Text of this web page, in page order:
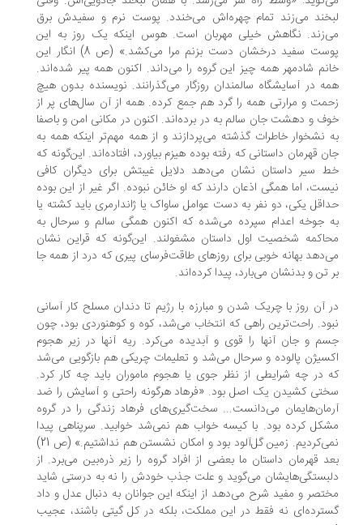
می‌زند تمام چهره‌اش می‌خندد. پوست نرم و سفیدش برق
نگاهش خیلی مهربان است. هوس اینکه یک روز به این
پوست سفید درخشان دست بزنم مرا می‌کشد.» (ص 8) انگار این
شادمهر همه‌ چیز این گروه را می‌داند. اکنون همه پیر شده‌اند.
در آسایشگاه سالمندان روزگار می‌گذرانند. نویسنده بدون هیچ
و مرارتی همه را گرد هم جمع کرده. همه از آن سال‌های پر از
و دهشت جان سالم به در برده‌اند. اکنون در مکانی امن و باصفا
نشخوار خاطرات گذشته می‌پردازند و از همه مهم‌تر اینکه همه به
قهرمان داستانی که رفته بوده هیزم بیاورد، افتاده‌اند. این‌گونه که
سیر داستان نشان می‌دهد دلایل غیبتش برای دیگران کافی
اما همگی اذعان دارند که او خائن نبوده. اگر غیر از این بوده
یکی، دو نفر به دست عوامل ساواک یا ژاندارمری باید کشته یا
جوخه اعدام سپرده می‌شده که اکنون همگی سالم و سرحال به
شخصیت اول داستان مشغولند. این‌گونه که قراین نشان
بهانه خوبی برای روزهای طاقت‌فرسای پیری که درد از همه‌ جا
تن و بدنشان می‌بارد، پیدا کرده‌اند.
آن روز با چریک شدن و مبارزه با رژیم تا دندان مسلح کار آسانی
راحت‌ترین راهی که انتخاب می‌شد، کوه و کوهنوردی بود، چون
و جان آنها را قوی و آبدیده می‌کرد. ریه آنها در زیر هجوم
پالوده و سرحال می‌شد و تعلیمات چریکی هم بازگویی می‌شد
در چه شرایطی از نظر جوی یا هجوم ماموران باید چه کار کرد.
کشیدن یک اصل بود. «فرهاد هرگونه راحتی و آسایش را ضد
می‌دانست... سخت‌گیری‌های فرهاد زندگی را در گروه
کرده بود. با کیسه خواب هم نمی‌شد خوابید. سرپناهی پیدا
نمی‌کردیم. زمین گل‌آلود بود و امکان نشستن هم نداشتیم.» (ص 21)
قهرمان داستان ما بعضی از افراد گروه را زیر ذره‌بین می‌برد. از
می‌گوید و علت جذب خودش را نه به درستی شاید
و مفید شرح می‌دهد از اینکه این جوانان به دنبال عدل و داد
نه فقط در این مملکت، بلکه در کل گیتی باشند، عجیب